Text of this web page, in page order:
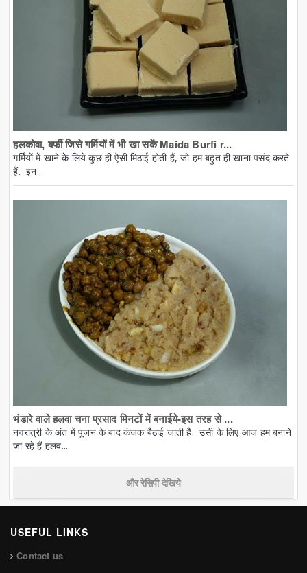
हलकोवा, बर्फी जिसे गर्मियों में भी खा सकें Maida Burfi r...
गर्मियों में खाने के लिये कुछ ही ऐसी मिठाई होती हैं, जो हम बहुत ही खाना पसंद करते
हैं. इन...
भंडारे वाले हलवा चना प्रसाद मिनटों में बनाईये-इस तरह से ...
नवरात्री के अंत में पूजन के बाद कंजक बैठाई जाती है. उसी के लिए आज हम बनाने
जा रहे हैं हलव...
और रेसिपी देखिये
USEFUL LINKS
Contact us